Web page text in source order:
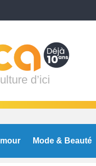
d’ici
Mode & Beauté